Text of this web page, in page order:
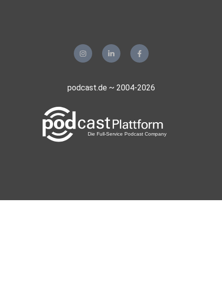
einfachen, effektiven Praxis.
podcast.de ~ 2004-2026